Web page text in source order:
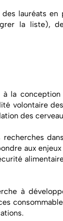
lauréats en
la liste),
la
volontaire
des
recherches
aux
à